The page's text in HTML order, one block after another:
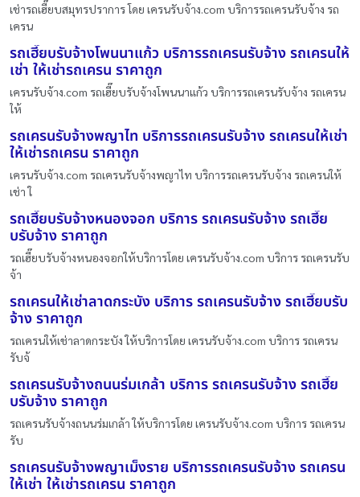
เช่ารถเฮี๊ยบสมุทรปราการ โดย เครนรับจ้าง.com บริการรถเครนรับจ้าง รถ
เครน
รถเฮี๊ยบรับจ้างโพนนาแก้ว บริการรถเครนรับจ้าง รถเครนให้
เช่า ให้เช่ารถเครน ราคาถูก
เครนรับจ้าง.com รถเฮี๊ยบรับจ้างโพนนาแก้ว บริการรถเครนรับจ้าง รถเครน
ให้
รถเครนรับจ้างพญาไท บริการรถเครนรับจ้าง รถเครนให้เช่า
ให้เช่ารถเครน ราคาถูก
เครนรับจ้าง.com รถเครนรับจ้างพญาไท บริการรถเครนรับจ้าง รถเครนให้
เช่า ใ
รถเฮี๊ยบรับจ้างหนองจอก บริการ รถเครนรับจ้าง รถเฮี๊ย
บรับจ้าง ราคาถูก
รถเฮี๊ยบรับจ้างหนองจอกให้บริการโดย เครนรับจ้าง.com บริการ รถเครนรับ
จ้า
รถเครนให้เช่าลาดกระบัง บริการ รถเครนรับจ้าง รถเฮี๊ยบรับ
จ้าง ราคาถูก
รถเครนให้เช่าลาดกระบัง ให้บริการโดย เครนรับจ้าง.com บริการ รถเครน
รับจ้
รถเครนรับจ้างถนนร่มเกล้า บริการ รถเครนรับจ้าง รถเฮี๊ย
บรับจ้าง ราคาถูก
รถเครนรับจ้างถนนร่มเกล้า ให้บริการโดย เครนรับจ้าง.com บริการ รถเครน
รับ
รถเครนรับจ้างพญาเม็งราย บริการรถเครนรับจ้าง รถเครน
ให้เช่า ให้เช่ารถเครน ราคาถูก